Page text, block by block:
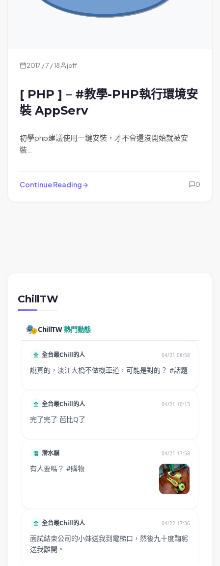
2017 / 7 / 18 jeff
[ PHP ] – #教學-PHP執行環境安
裝 AppServ
初學php建議使用一鍵安裝，才不會還沒開始就被安
裝…
Continue Reading 0
ChillTW